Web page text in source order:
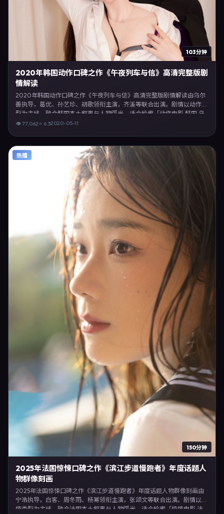
103分钟
2020年韩国动作口碑之作《午夜列车与信》高清完整版剧
情解读
2020年韩国动作口碑之作《午夜列车与信》高清完整版剧情解读由乌尔
善执导，葛优、孙艺珍、胡歌领衔主演，齐溪等联合出演。剧情以动作类
型为主线，融合韩国本土叙事与人物弧光，适合检索「动作电影 韩国 乌
尔善 葛优」等关键词的观众。2020年5月11日于韩国主流院线上映，随后
👁77,062⭐ 6.32020-05-11
热播
150分钟
2025年法国惊悚口碑之作《滨江步道慢跑者》年度话题人
物群像刻画
2025年法国惊悚口碑之作《滨江步道慢跑者》年度话题人物群像刻画由
宁浩执导，白客、周冬雨、杨幂领衔主演，张颂文等联合出演。剧情以惊
悚类型为主线，融合法国本土叙事与人物弧光，适合检索「惊悚电影 法